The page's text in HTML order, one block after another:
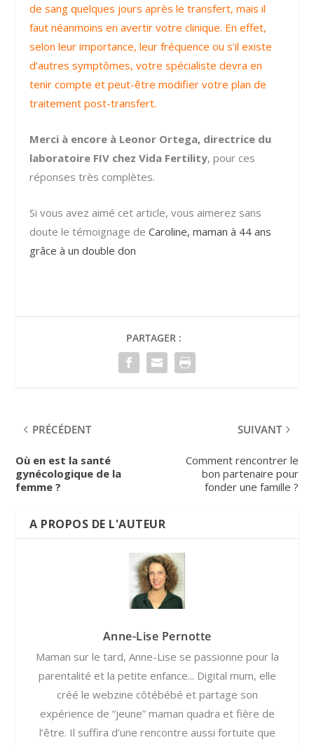
de sang quelques jours après le transfert, mais il
faut néanmoins en avertir votre clinique. En effet,
selon leur importance, leur fréquence ou s’il existe
d’autres symptômes, votre spécialiste devra en
tenir compte et peut-être modifier votre plan de
traitement post-transfert.
Merci à encore à Leonor Ortega, directrice du
laboratoire FIV chez Vida Fertility, pour ces
réponses très complètes.
Si vous avez aimé cet article, vous aimerez sans
doute le témoignage deCaroline, maman à 44 ans
grâce à un double don
PARTAGER :
PRÉCÉDENT
Où en est la santé
gynécologique de la
femme ?
SUIVANT
Comment rencontrer le
bon partenaire pour
fonder une famille ?
A PROPOS DE L'AUTEUR
Anne-Lise Pernotte
Maman sur le tard, Anne-Lise se passionne pour la
parentalité et la petite enfance... Digital mum, elle
créé le webzine côtébébé et partage son
expérience de “jeune” maman quadra et fière de
l’être. Il suffira d’une rencontre aussi fortuite que